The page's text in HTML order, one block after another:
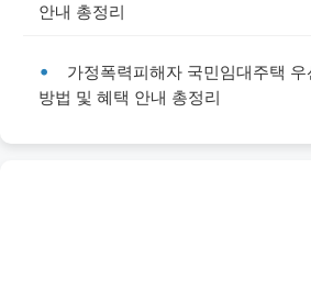
안내 총정리
가정폭력피해자 국민임대주택
방법 및 혜택 안내 총정리